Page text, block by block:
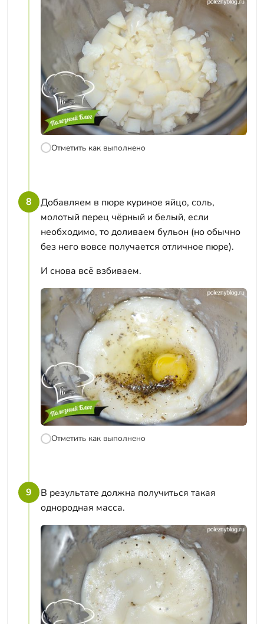
Отметить как выполнено
8
Добавляем в пюре куриное яйцо, соль,
молотый перец чёрный и белый, если
необходимо, то доливаем бульон (но обычно
без него вовсе получается отличное пюре).
И снова всё взбиваем.
Отметить как выполнено
9
В результате должна получиться такая
однородная масса.